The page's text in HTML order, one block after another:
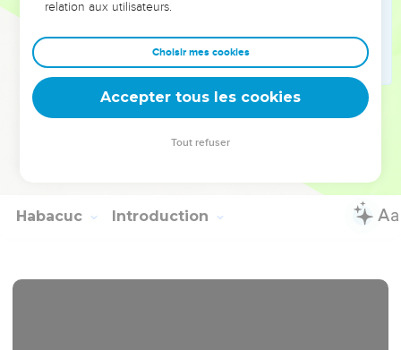
Un désastre irréparable
Tes bergers sommeillent, roi d'Assyrie, Tes vaillants
hommes reposent ; Ton peuple est dispersé sur les
montagnes, Et nul ne le rassemble.
Il n'y a point de remède à ta blessure, Ta plaie est mortelle.
Tous ceux qui entendront parler de toi Battront des mains
Habacuc Introduction
relation aux utilisateurs.
Choisir mes cookies
Accepter tous les cookies
Tout refuser